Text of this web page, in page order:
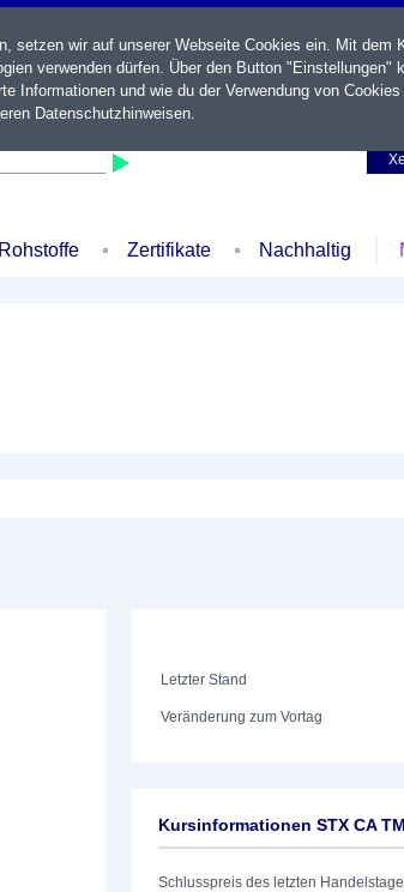
Rohstoffe Zertifikate Nachhaltig
Letzter Stand
Veränderung zum Vortag
Kursinformationen STX CA
Schlusspreis des letzten
setzen wir auf unserer Webseite Cookies ein. Mit dem
verwenden dürfen. Über den Button "Einstellungen"
Informationen und wie du der Verwendung von Cookies
Datenschutzhinweisen.